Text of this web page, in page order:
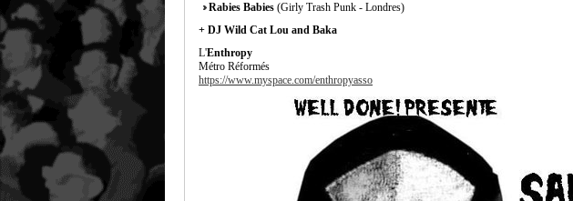
Rabies Babies (Girly Trash Punk - Londres)
+ DJ Wild Cat Lou and Baka
L'Enthropy
Métro Réformés
https://www.myspace.com/enthropyasso